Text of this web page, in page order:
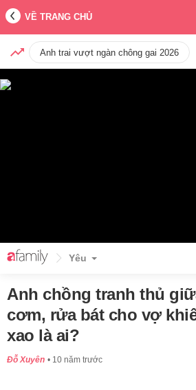
VỀ TRANG CHỦ
Anh trai vượt ngàn chông gai 2026
Yêu
Anh chồng tranh thủ
cơm, rửa bát cho vợ
xao là ai?
Đỗ Xuyên 10 năm trước